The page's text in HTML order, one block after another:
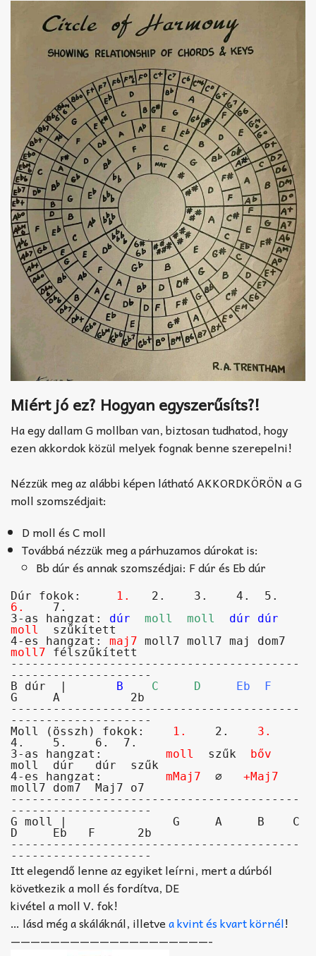
Miért jó ez? Hogyan egyszerűsíts?!
Ha egy dallam G mollban van, biztosan tudhatod, hogy
ezen akkordok közül melyek fognak benne szerepelni!
Nézzük meg az alábbi képen látható AKKORDKÖRÖN a G
moll szomszédjait:
D moll és C moll
Továbbá nézzük meg a párhuzamos dúrokat is:
Bb dúr és annak szomszédjai: F dúr és Eb dúr
Dúr fokok: 1.
6.
    7.
3-as hangzat: dúr moll moll dúr
dúr
moll
  szűkített
4-es hangzat: maj7
moll7 félszűkített
-----------------------------------------
--------------------
B dúr  | B C D
Eb  F
G     A          2b
-----------------------------------------
Moll (összh) fokok:
1.
    2.
3.
4.    5.    6.  7.
3-as hangzat: moll
  szűk
bőv
moll  dúr   dúr  szűk
4-es hangzat: mMaj7
  ∅
+Maj7
moll7 dom7  Maj7 o7
-----------------------------------------
--------------------
G moll |               G     A     B    C
D     Eb   F      2b
-----------------------------------------
Itt elegendő lenne az egyiket leírni, mert a dúrból
következik a moll és fordítva, DE
kivétel a moll V. fok!
… lásd még a skáláknál, illetvea kvint és kvart körnél!
————————————————————-